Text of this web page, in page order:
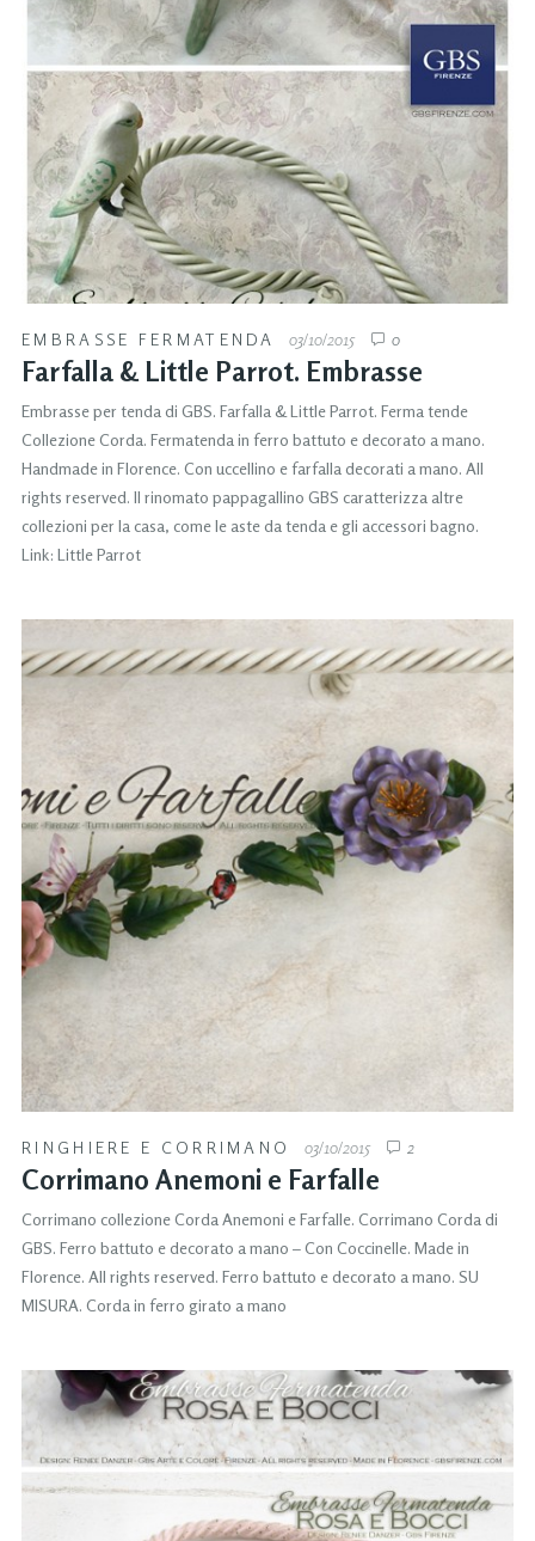
EMBRASSE FERMATENDA 03/10/2015 0
Farfalla & Little Parrot. Embrasse
Embrasse per tenda di GBS. Farfalla & Little Parrot. Ferma tende
Collezione Corda. Fermatenda in ferro battuto e decorato a mano.
Handmade in Florence. Con uccellino e farfalla decorati a mano. All
rights reserved. Il rinomato pappagallino GBS caratterizza altre
collezioni per la casa, come le aste da tenda e gli accessori bagno.
Link: Little Parrot
RINGHIERE E CORRIMANO 03/10/2015 2
Corrimano Anemoni e Farfalle
Corrimano collezione Corda Anemoni e Farfalle. Corrimano Corda di
GBS. Ferro battuto e decorato a mano – Con Coccinelle. Made in
Florence. All rights reserved. Ferro battuto e decorato a mano. SU
MISURA. Corda in ferro girato a mano